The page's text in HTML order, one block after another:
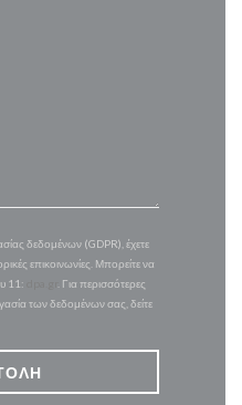
δεδομένων (GDPR), έχετε
επικοινωνίες. Μπορείτε να
11:
. Για περισσότερες
των δεδομένων σας, δείτε